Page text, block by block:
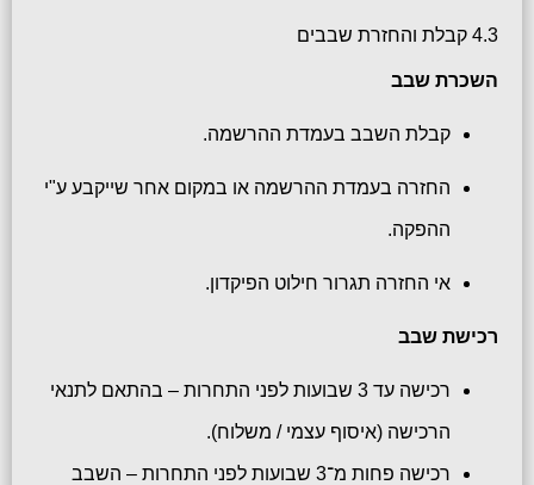
4.3 קבלת והחזרת שבבים
השכרת שבב
קבלת השבב בעמדת ההרשמה.
החזרה בעמדת ההרשמה או במקום אחר שייקבע ע"י
ההפקה.
אי החזרה תגרור חילוט הפיקדון.
רכישת שבב
רכישה עד 3 שבועות לפני התחרות – בהתאם לתנאי
הרכישה (איסוף עצמי / משלוח).
רכישה פחות מ־3 שבועות לפני התחרות – השבב